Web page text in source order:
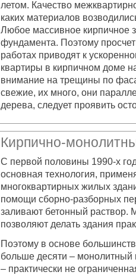
летом. Качество
каких материалов
Любое массивное кирпичное
фундамента. Поэтому
работах приводят к
квартиры в кирпичном доме
внимание на трещины по
свежие, их много, они
дерева, следует проявить
Кирпично-
С первой половины 1990-х
основная технология,
многоквартирных жилых
помощи сборно-разборных
заливают бетонный раствор.
позволяют делать здания
Поэтому в основе
больше десяти – монолитный
– практически не